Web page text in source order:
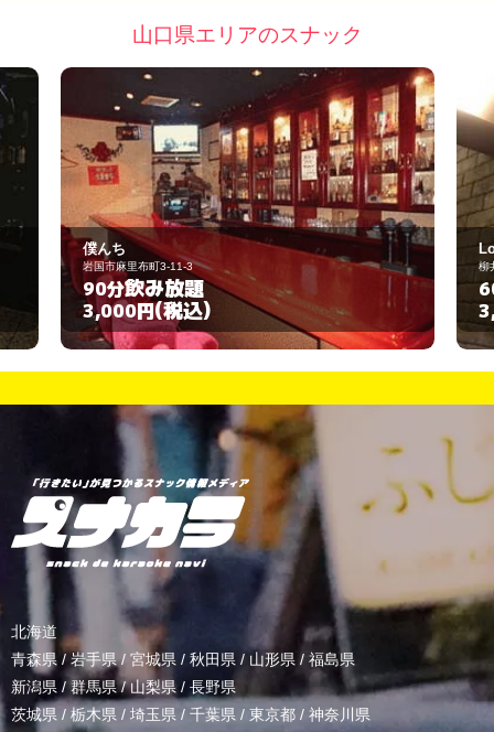
山口県エリアのスナック
Lounge REST
柳井市柳井津亀岡325-2
60分飲み放題
3,000円 (税込)
北海道
青森県 / 岩手県/ 宮城県 / 秋田県 / 山形県/ 福島県
新潟県 /群馬県/山梨県 / 長野県
茨城県 / 栃木県 / 埼玉県 / 千葉県 / 東京都 / 神奈川県